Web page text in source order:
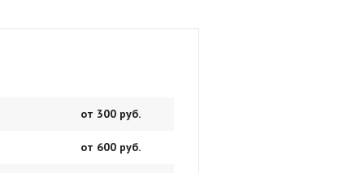
от 300 руб.
от 600 руб.